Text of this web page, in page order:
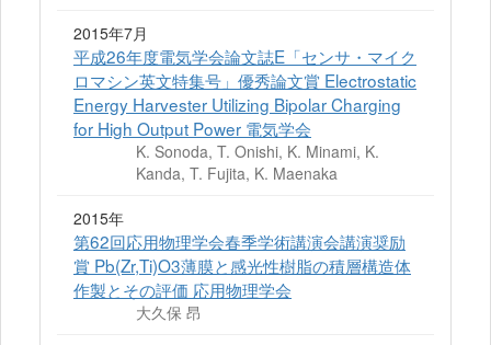
2015年7月
平成26年度電気学会論文誌E「センサ・マイク
ロマシン英文特集号」優秀論文賞 Electrostatic
Energy Harvester Utilizing Bipolar Charging
for High Output Power 電気学会
K. Sonoda, T. Onishi, K. Minami, K.
Kanda, T. Fujita, K. Maenaka
2015年
第62回応用物理学会春季学術講演会講演奨励
賞 Pb(Zr,Ti)O3薄膜と感光性樹脂の積層構造体
作製とその評価 応用物理学会
大久保 昂